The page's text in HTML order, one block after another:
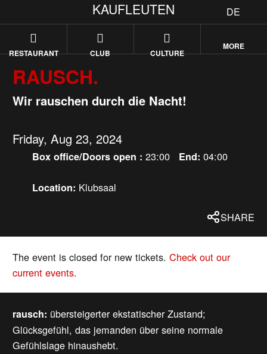
DE
KAUFLEUTEN
RESTAURANT CLUB CULTURE
MORE
RAUSCH.
Wir rauschen durch die Nacht!
Friday, Aug 23, 2024
Box office/Doors open : 23:00 End: 04:00
Location: Klubsaal
SHARE
The event is closed for new tickets.Check out our
current events.
rausch: übersteigerter ekstatischer Zustand;
Glücksgefühl, das jemanden über seine normale
Gefühlslage hinaushebt.